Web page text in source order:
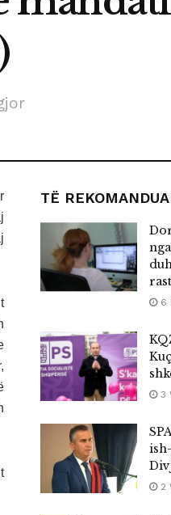
TË
6
3
2